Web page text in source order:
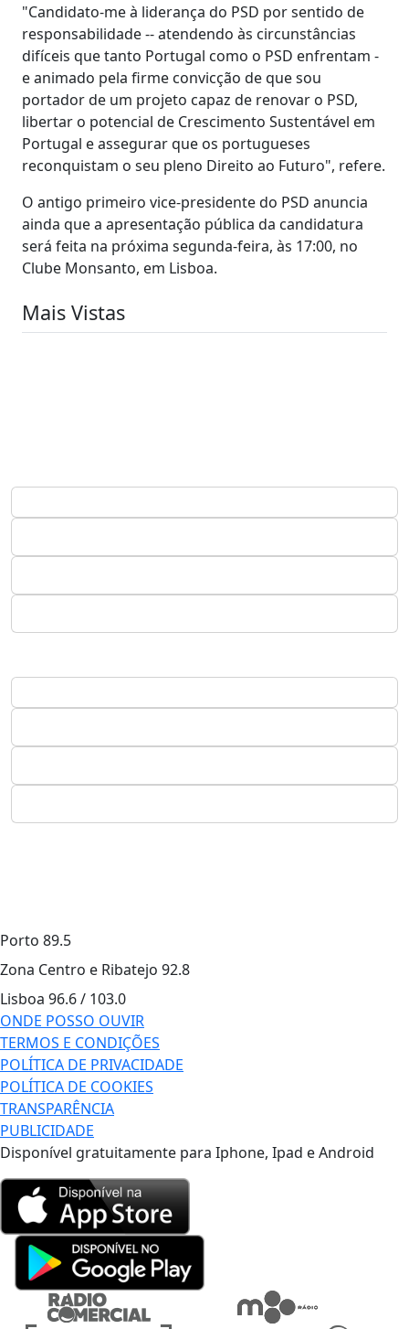
"Candidato-me à liderança do PSD por sentido de
responsabilidade -- atendendo às circunstâncias
difíceis que tanto Portugal como o PSD enfrentam -
e animado pela firme convicção de que sou
portador de um projeto capaz de renovar o PSD,
libertar o potencial de Crescimento Sustentável em
Portugal e assegurar que os portugueses
reconquistam o seu pleno Direito ao Futuro", refere.
O antigo primeiro vice-presidente do PSD anuncia
ainda que a apresentação pública da candidatura
será feita na próxima segunda-feira, às 17:00, no
Clube Monsanto, em Lisboa.
Mais Vistas
Porto 89.5
Zona Centro e Ribatejo 92.8
Lisboa 96.6 / 103.0
ONDE POSSO OUVIR
TERMOS E CONDIÇÕES
POLÍTICA DE PRIVACIDADE
POLÍTICA DE COOKIES
TRANSPARÊNCIA
PUBLICIDADE
Disponível gratuitamente para Iphone, Ipad e Android